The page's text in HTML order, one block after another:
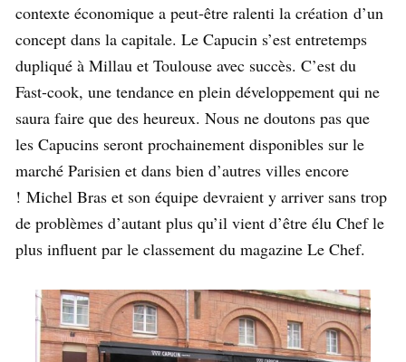
contexte économique a peut-être ralenti la création d’un
concept dans la capitale. Le Capucin s’est entretemps
dupliqué à Millau et Toulouse avec succès. C’est du
Fast-cook, une tendance en plein développement qui ne
saura faire que des heureux. Nous ne doutons pas que
les Capucins seront prochainement disponibles sur le
marché Parisien et dans bien d’autres villes encore
! Michel Bras et son équipe devraient y arriver sans trop
de problèmes d’autant plus qu’il vient d’être élu Chef le
plus influent par le classement du magazine Le Chef.